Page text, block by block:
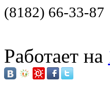
(8182) 66-33-87
Работает на